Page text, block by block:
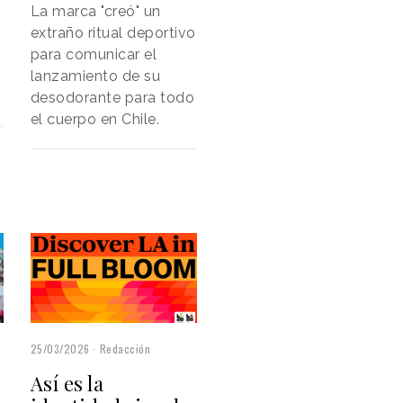
La marca "creó" un
extraño ritual deportivo
para comunicar el
lanzamiento de su
desodorante para todo
el cuerpo en Chile.
25/03/2026 Redacción
Así es la